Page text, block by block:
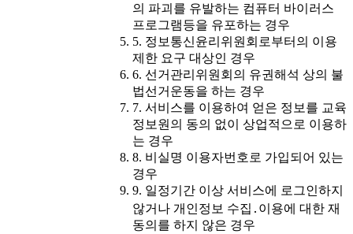
의 파괴를 유발하는 컴퓨터 바이러스
프로그램등을 유포하는 경우
5. 정보통신윤리위원회로부터의 이용
제한 요구 대상인 경우
6. 선거관리위원회의 유권해석 상의 불
법선거운동을 하는 경우
7. 서비스를 이용하여 얻은 정보를 교육
정보원의 동의 없이 상업적으로 이용하
는 경우
8. 비실명 이용자번호로 가입되어 있는
경우
9. 일정기간 이상 서비스에 로그인하지
않거나 개인정보 수집․이용에 대한 재
동의를 하지 않은 경우